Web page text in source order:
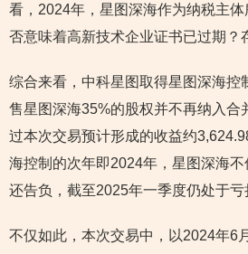
看，2024年，星图深海作为纳税主
否意味着高新技术企业证书已过期？
综合来看，中科星图取得星图深海控
售星图深海35%的股权并不再纳入合
过本次交易预计形成的收益约
海控制的次年即2024年，星图深海
还告负，截至2025年一季度仍处于亏
不仅如此，本次交易中，以2024年6